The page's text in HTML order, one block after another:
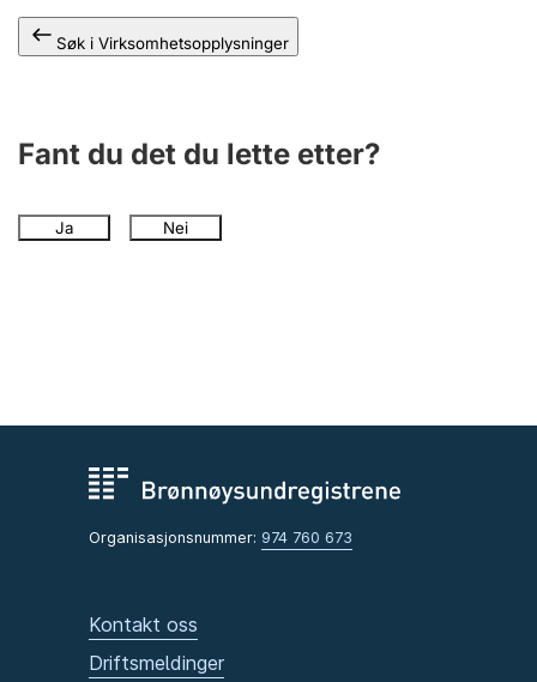
Søk i Virksomhetsopplysninger
Fant du det du lette etter?
Ja Nei
Organisasjonsnummer: 974 760 673
Kontakt oss
Driftsmeldinger